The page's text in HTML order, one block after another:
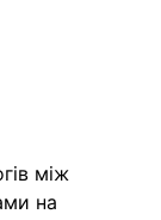
між
на